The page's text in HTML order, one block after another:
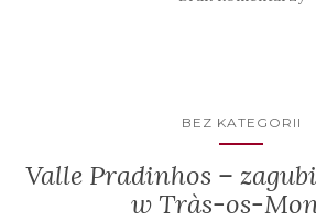
BEZ KATEGORII
Valle Pradinhos –
w Tràs-os-